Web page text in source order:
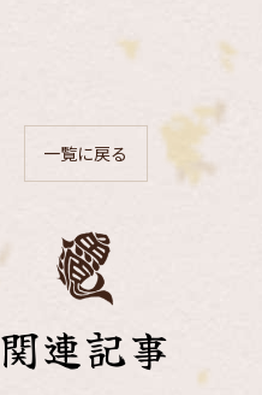
一覧に戻る
関連記事